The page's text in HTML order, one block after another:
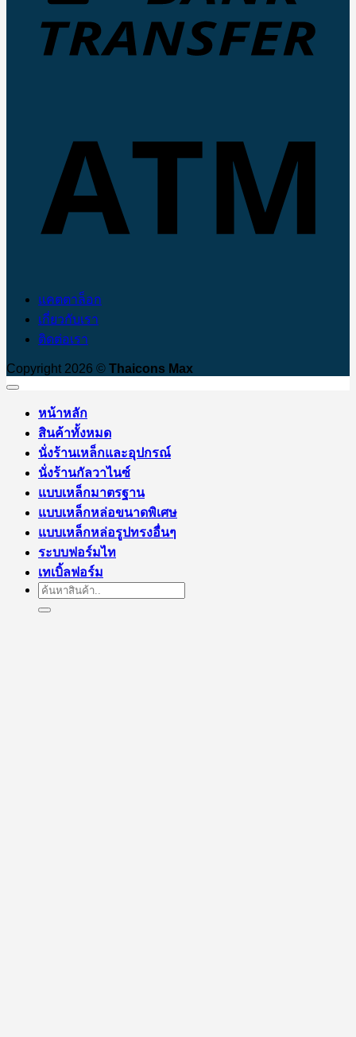
แคตตาล็อก
เกี่ยวกับเรา
ติดต่อเรา
Copyright 2026 © Thaicons Max
หน้าหลัก
สินค้าทั้งหมด
นั่งร้านเหล็กและอุปกรณ์
นั่งร้านกัลวาไนซ์
แบบเหล็กมาตรฐาน
แบบเหล็กหล่อขนาดพิเศษ
แบบเหล็กหล่อรูปทรงอื่นๆ
ระบบฟอร์มไท
เทเบิ้ลฟอร์ม
Search
for: